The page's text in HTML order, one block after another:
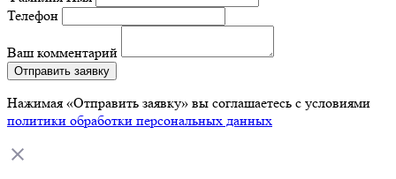
Телефон
Ваш комментарий
Отправить заявку
Нажимая «Отправить заявку» вы соглашаетесь с условиями
политики обработки персональных данных